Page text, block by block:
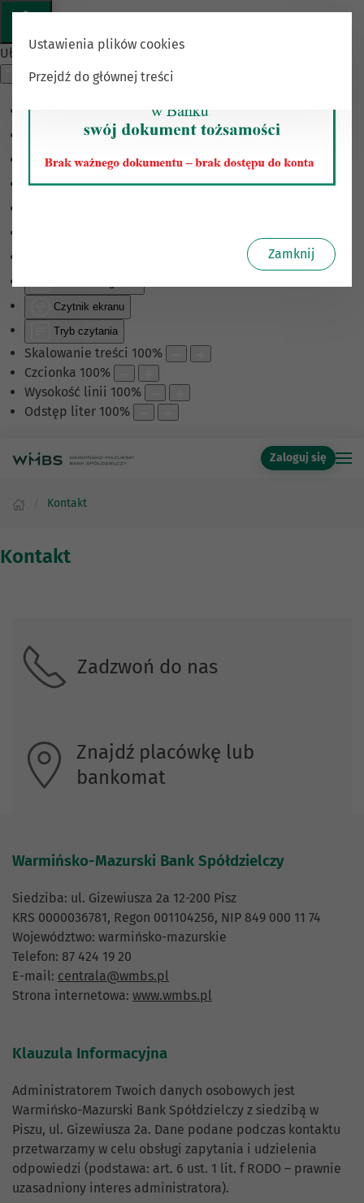
Ułatwienia dostępu
Monochromatyczny
Ciemny kontrast
Jasny kontrast
Czytnik ekranu
Tryb czytania
Skalowanie treści 100%
Czcionka 100%
Wysokość linii 100%
Odstęp liter 100%
Ustawienia plików cookies
Przejdź do głównej treści
Zaloguj się
Kontakt
Kontakt
Zadzwoń do nas
Znajdź placówkę lub
bankomat
Warmińsko-Mazurski Bank Spółdzielczy
Siedziba: ul. Gizewiusza 2a 12-200 Pisz
KRS 0000036781, Regon 001104256, NIP 849 000 11 74
Województwo: warmińsko-mazurskie
Telefon: 87 424 19 20
E-mail: centrala@wmbs.pl
Strona internetowa: www.wmbs.pl
Klauzula Informacyjna
Administratorem Twoich danych osobowych jest
Warmińsko-Mazurski Bank Spółdzielczy z siedzibą w
Piszu, ul. Gizewiusza 2a. Dane podane podczas kontaktu
przetwarzamy w celu obsługi zapytania i udzielenia
odpowiedzi (podstawa: art. 6 ust. 1 lit. f RODO – prawnie
uzasadniony interes administratora).
Zamknij